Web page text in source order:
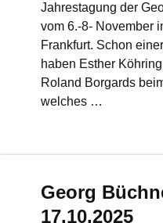
Jahrestagung der
vom 6.-8- November
Frankfurt. Schon
haben Esther
Roland Borgards
welches …
Georg
17.10.2025